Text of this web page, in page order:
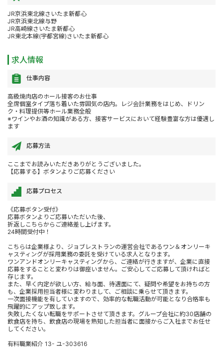
JR京浜東北線さいたま新都心
JR京浜東北線与野
JR高崎線さいたま新都心
JR東北本線(宇都宮線)さいたま新都心
求人情報
仕事内容
高級焼肉店のホール接客のお仕事
全席個室タイプ落ち着いた雰囲気の店内。レジ会計業務をはじめ、ドリン
ク・料理提供等ホール業務全般
※ワインやお酒の知識がある方、接客サービスにおいて経験豊富な方は優遇し
ます
応募方法
ここまでお読みいただきありがとうございました。
【応募する】ボタンよりご応募ください
応募プロセス
《応募ボタン受付》
応募ボタンよりご応募いただいた後、
折返しこちらからご連絡差し上げます。
24時間受付中！
こちらは企業様より、ジョブレストランの運営会社であるワン＆オンリーキ
ャスティングが採用業務の委託を受けている求人となります。
ワンアンドオンリーキャスティングから、ご連絡が行きますが、企業に直接
応募をすることと変わりは御座いません。ご安心してご応募して頂ければと
存じます。
また、早く内定が欲しい方、給与面、待遇面にて、疑問や希望をお持ちの方
も、企業採用担当者様に変わりまして、ご相談に乗らせて頂きます。
一次面接機能を有していますので、効率的な転職活動が可能となり合格率も
飛躍的にアップ致します。
失敗したくない転職をサポートさせて頂きます。グループ会社に約30店舗の
飲食店を持ち、飲食店の現場を熟知した担当者に面接からご入社までお任せ
してください。
有料職業紹介 13- ユ-303616